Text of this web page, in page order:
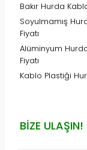
Bakır Hurda
Soyulmamış
Fiyatı
Alüminyum
Fiyatı
Kablo Plastiği
BIZE ULAŞIN!